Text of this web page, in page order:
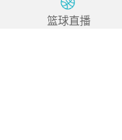
海地vs苏格兰 全场
篮球直播